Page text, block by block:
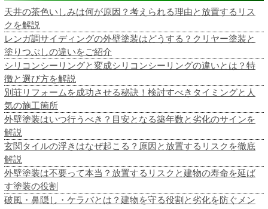
天井の茶色いしみは何が原因？考えられる理由と放置するリス
クを解説
レンガ調サイディングの外壁塗装はどうする？クリヤー塗装と
塗りつぶしの違いをご紹介
シリコンシーリングと変成シリコンシーリングの違いとは？特
徴と選び方を解説
別荘リフォームを成功させる秘訣！検討すべきタイミングと人
気の施工箇所
外壁塗装はいつ行うべき？目安となる築年数と劣化のサインを
解説
玄関タイルの浮きはなぜ起こる？原因と放置するリスクを徹底
解説
外壁塗装は不要って本当？放置するリスクと建物の寿命を延ば
す塗装の役割
破風・鼻隠し・ケラバとは？建物を守る役割と劣化を防ぐメン